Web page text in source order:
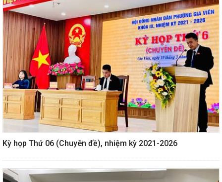
Kỳ họp Thứ 06 (Chuyên đề), nhiệm kỳ 2021-2026